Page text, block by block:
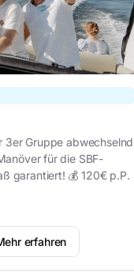
3er Gruppe abwechselnd
für die SBF-
garantiert! 💰 120€ p.P.
erfahren